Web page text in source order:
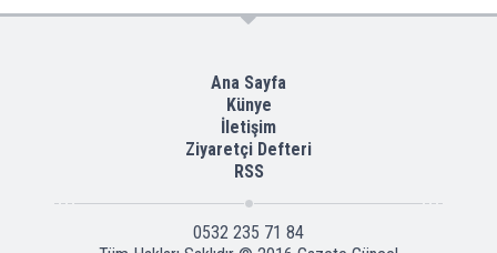
Ana Sayfa
Künye
İletişim
Ziyaretçi Defteri
RSS
0532 235 71 84